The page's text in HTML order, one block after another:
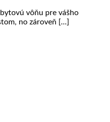
vôňu pre vášho
no zároveň [...]